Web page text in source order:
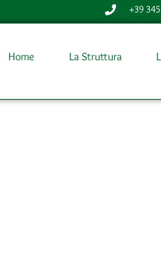
+39
Home La Struttura